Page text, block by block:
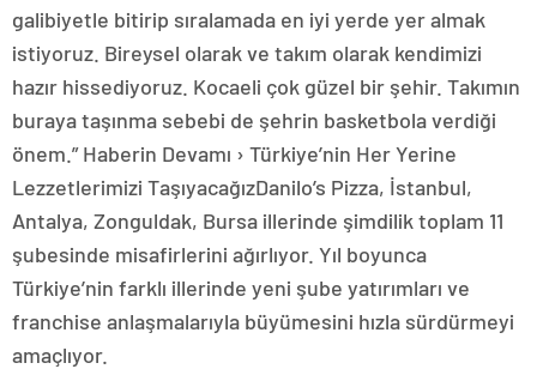
galibiyetle bitirip sıralamada en iyi yerde yer almak
istiyoruz. Bireysel olarak ve takım olarak kendimizi
hazır hissediyoruz. Kocaeli çok güzel bir şehir. Takımın
buraya taşınma sebebi de şehrin basketbola verdiği
önem.” Haberin Devamı › Türkiye’nin Her Yerine
Lezzetlerimizi TaşıyacağızDanilo’s Pizza, İstanbul,
Antalya, Zonguldak, Bursa illerinde şimdilik toplam 11
şubesinde misafirlerini ağırlıyor. Yıl boyunca
Türkiye’nin farklı illerinde yeni şube yatırımları ve
franchise anlaşmalarıyla büyümesini hızla sürdürmeyi
amaçlıyor.